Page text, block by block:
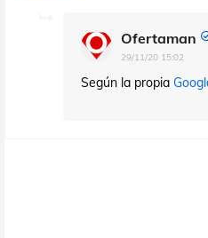
Ofertaman
29/11/20 15:02
Según la propia